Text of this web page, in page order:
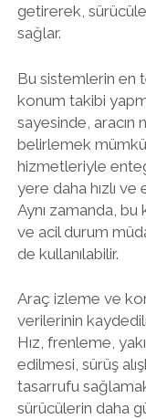
getirerek,
sağlar.
Bu sistemlerin en
konum takibi
sayesinde, aracın
belirlemek
hizmetleriyle
yere daha hızlı ve
Aynı zamanda, bu
ve acil durum
de kullanılabilir.
Araç izleme ve
verilerinin
Hız, frenleme,
edilmesi, sürüş
tasarrufu
sürücülerin daha